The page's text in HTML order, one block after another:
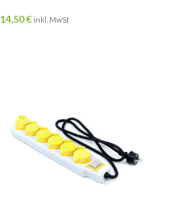
14,50€ inkl. MwSt